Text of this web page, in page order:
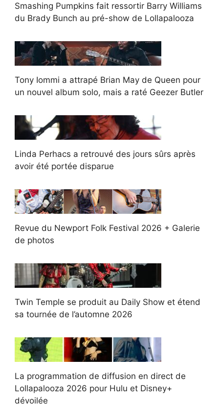
Smashing Pumpkins fait ressortir Barry Williams
du Brady Bunch au pré-show de Lollapalooza
Tony Iommi a attrapé Brian May de Queen pour
un nouvel album solo, mais a raté Geezer Butler
Linda Perhacs a retrouvé des jours sûrs après
avoir été portée disparue
Revue du Newport Folk Festival 2026 + Galerie
de photos
Twin Temple se produit au Daily Show et étend
sa tournée de l’automne 2026
La programmation de diffusion en direct de
Lollapalooza 2026 pour Hulu et Disney+
dévoilée